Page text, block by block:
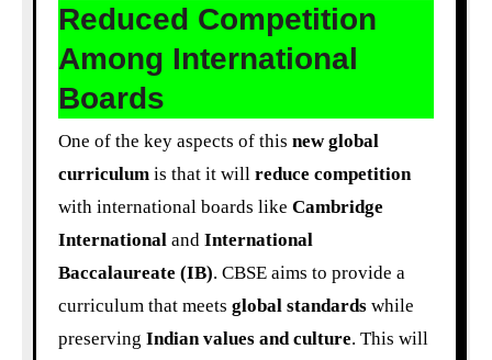
Reduced Competition
Among International
Boards
One of the key aspects of this new global
curriculumis that it will reduce competition
with international boards like Cambridge
Internationaland International
Baccalaureate (IB). CBSE aims to provide a
curriculum that meets global standardswhile
preserving Indian values and culture. This will